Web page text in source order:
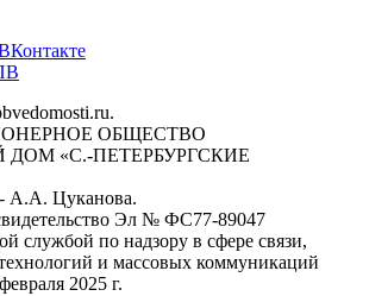
ОБЩЕСТВО
ДОМ «С.-ПЕТЕРБУРГСКИЕ
А.А. Цуканова.
Эл № ФС77-89047
службой по надзору в сфере связи,
и массовых коммуникаций
2025 г.